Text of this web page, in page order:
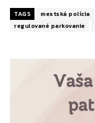
TAGS mestská polícia
regulované parkovanie